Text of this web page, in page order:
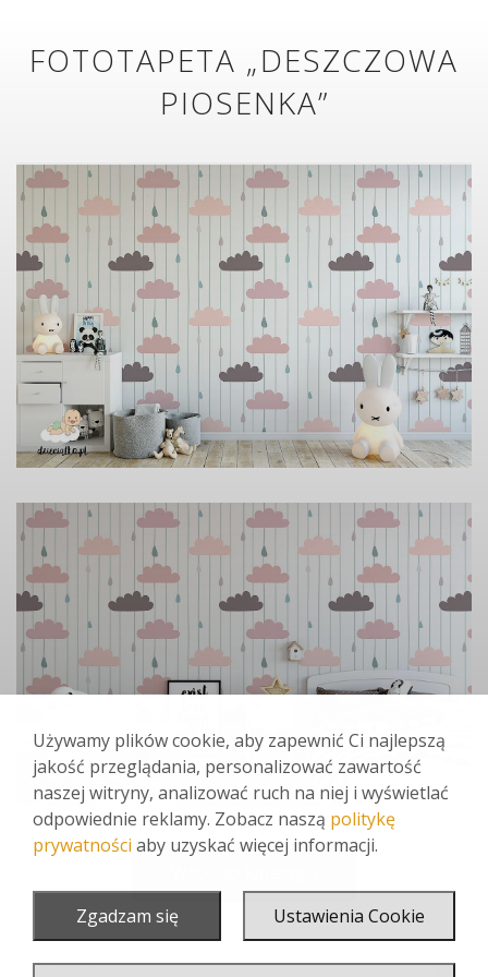
FOTOTAPETA „DESZCZOWA
PIOSENKA”
Previous Next
Używamy plików cookie, aby zapewnić Ci najlepszą
jakość przeglądania, personalizować zawartość
naszej witryny, analizować ruch na niej i wyświetlać
odpowiednie reklamy. Zobacz naszą politykę
prywatności aby uzyskać więcej informacji.
Zgadzam się Ustawienia Cookie